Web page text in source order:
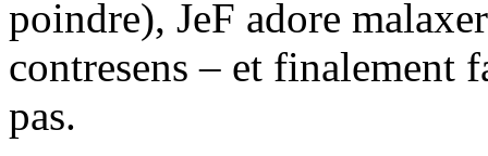
poindre), JeF adore
contresens – et finalement
pas.